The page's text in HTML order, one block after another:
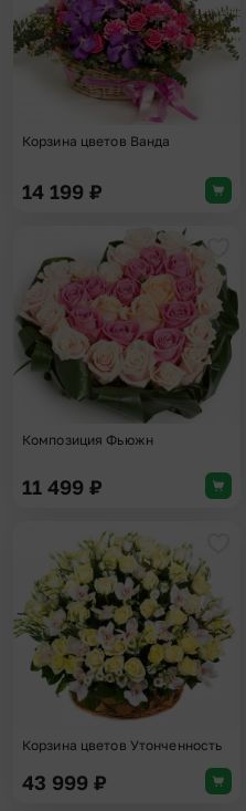
Корзина цветов Ванда
14 199 ₽
Композиция Фьюжн
11 499 ₽
Корзина цветов Утонченность
43 999 ₽